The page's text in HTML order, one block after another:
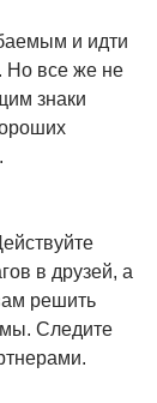
и идти
Но все же не
знаки
в друзей, а
решить
Следите